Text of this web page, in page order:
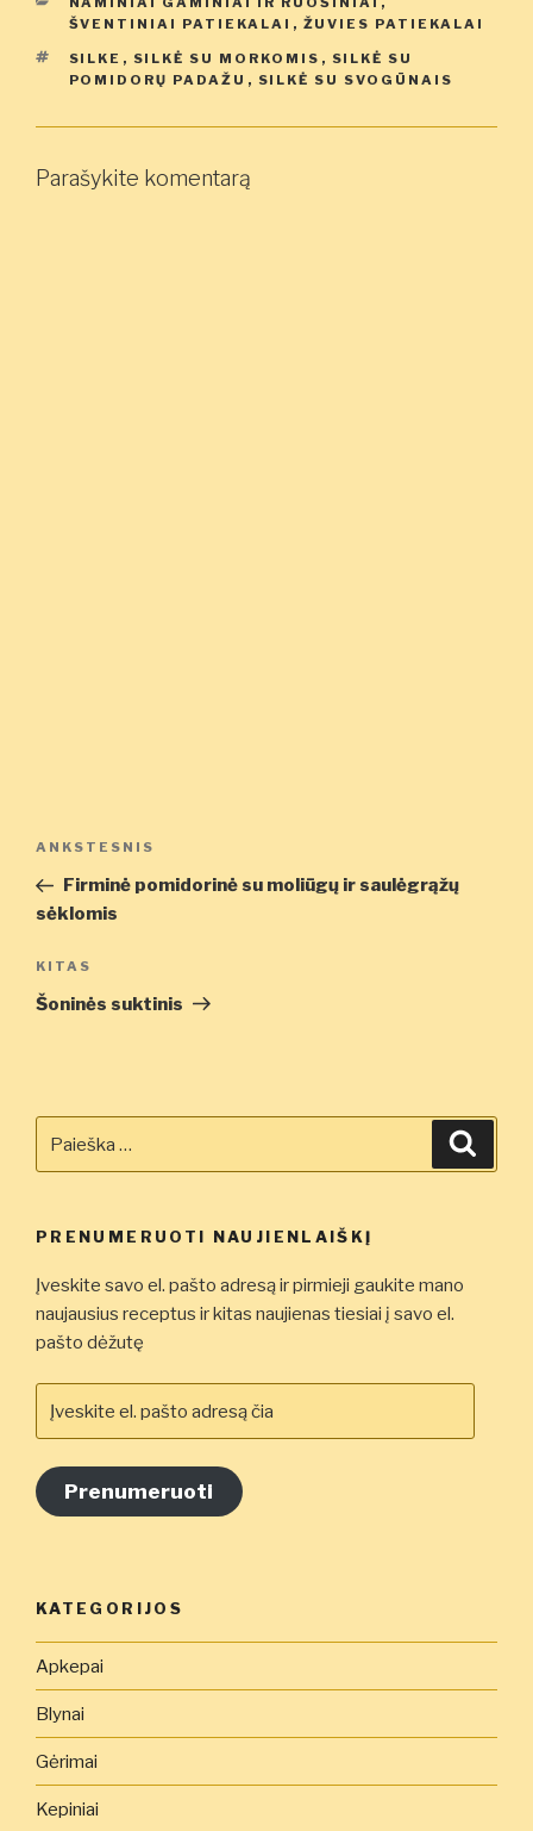
ŠVENTINIAI PATIEKALAI , ŽUVIES PATIEKALAI
ŽYMOS
SILKE , SILKĖ SU MORKOMIS , SILKĖ SU
POMIDORŲ PADAŽU , SILKĖ SU SVOGŪNAIS
Parašykite komentarą
įrašų
Ankstesnis
įrašas
ANKSTESNIS
Firminė pomidorinė su moliūgų ir saulėgrąžų
sėklomis
Kitas
įrašas
KITAS
Šoninės suktinis
PRENUMERUOTI NAUJIENLAIŠKĮ
Įveskite savo el. pašto adresą ir pirmieji gaukite mano
naujausius receptus ir kitas naujienas tiesiai į savo el.
pašto dėžutę
el.
adresą
čia
Prenumeruoti
KATEGORIJOS
Apkepai
Blynai
Gėrimai
Kepiniai